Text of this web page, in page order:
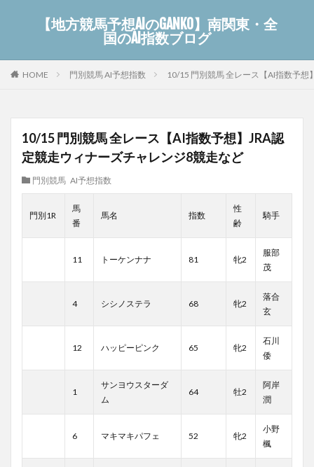
【地方競馬予想AIのGANKO】南関東・全
国のAI指数ブログ
HOME 門別競馬 AI予想指数 10/15 門別競馬 全レース【AI指数予
10/15 門別競馬 全レース【AI指数予想】JRA認
定競走ウィナーズチャレンジ8競走など
門別競馬 AI予想指数
門別1R
馬
番
馬名 指数
性
齢
騎手
11 トーケンナナ 81 牝2
服部
茂
4 シシノステラ 68 牝2
落合
玄
12 ハッピーピンク 65 牝2
石川
倭
1
サンヨウスターダ
ム
64 牡2
阿岸
潤
6 マキマキパフェ 52 牝2
小野
楓